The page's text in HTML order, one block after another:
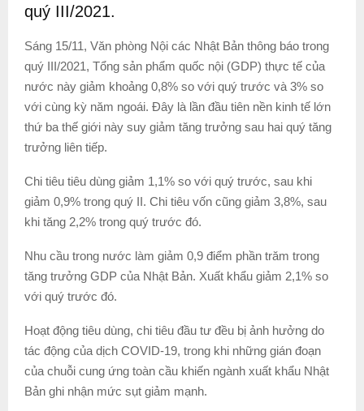
quý III/2021.
Sáng 15/11, Văn phòng Nội các Nhật Bản thông báo trong
quý III/2021, Tổng sản phẩm quốc nội (GDP) thực tế của
nước này giảm khoảng 0,8% so với quý trước và 3% so
với cùng kỳ năm ngoái. Đây là lần đầu tiên nền kinh tế lớn
thứ ba thế giới này suy giảm tăng trưởng sau hai quý tăng
trưởng liên tiếp.
Chi tiêu tiêu dùng giảm 1,1% so với quý trước, sau khi
giảm 0,9% trong quý II. Chi tiêu vốn cũng giảm 3,8%, sau
khi tăng 2,2% trong quý trước đó.
Nhu cầu trong nước làm giảm 0,9 điểm phần trăm trong
tăng trưởng GDP của Nhật Bản. Xuất khẩu giảm 2,1% so
với quý trước đó.
Hoạt động tiêu dùng, chi tiêu đầu tư đều bị ảnh hưởng do
tác động của dịch COVID-19, trong khi những gián đoạn
của chuỗi cung ứng toàn cầu khiến ngành xuất khẩu Nhật
Bản ghi nhận mức sụt giảm mạnh.